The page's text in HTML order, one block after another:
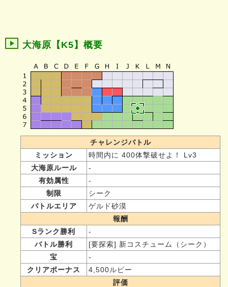
大海原【K5】概要
チャレンジバトル
ミッション
時間内に 400体撃破せよ！ Lv3
大海原ルール
-
有効属性
-
制限
シーク
バトルエリア
ゲルド砂漠
報酬
Sランク勝利
-
バトル勝利
[要探索] 新コスチューム（シーク）
宝
-
クリアボーナス
4,500ルピー
評価